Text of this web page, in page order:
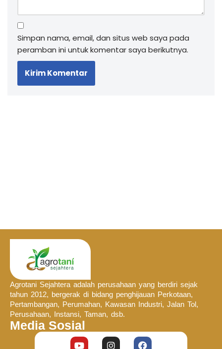
Simpan nama, email, dan situs web saya pada
peramban ini untuk komentar saya berikutnya.
Agrotani Sejahtera adalah perusahaan yang berdiri sejak
tahun 2012, bergerak di bidang penghijauan Perkotaan,
Pertambangan, Perumahan, Kawasan Industri, Jalan Tol,
Perusahaan, Instansi, Taman, dsb.
Media Sosial